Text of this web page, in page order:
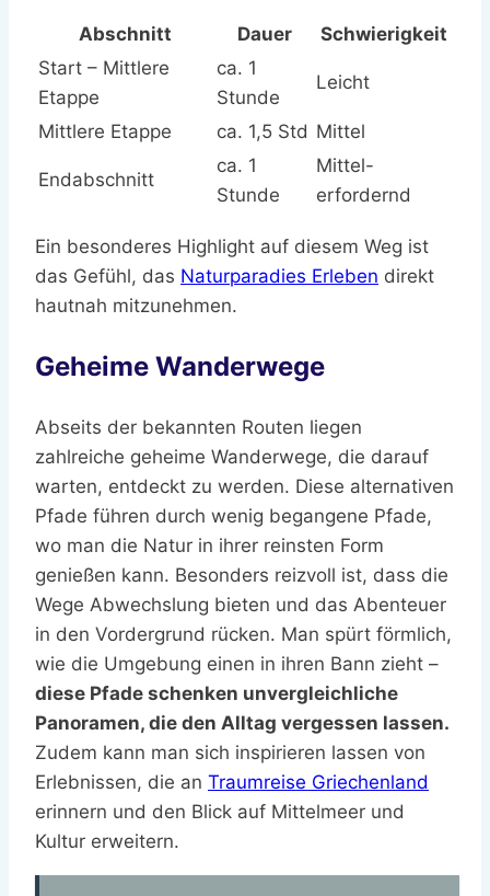
Abschnitt Dauer
Schwierigkeit
Start – Mittlere
Etappe
ca. 1
Stunde
Leicht
Mittlere Etappe ca. 1,5 Std Mittel
Endabschnitt
ca. 1
Stunde
Mittel-
erfordernd
Ein besonderes Highlight auf diesem Weg ist
das Gefühl, das Naturparadies Erleben direkt
hautnah mitzunehmen.
Geheime Wanderwege
Abseits der bekannten Routen liegen
zahlreiche geheime Wanderwege, die darauf
warten, entdeckt zu werden. Diese alternativen
Pfade führen durch wenig begangene Pfade,
wo man die Natur in ihrer reinsten Form
genießen kann. Besonders reizvoll ist, dass die
Wege Abwechslung bieten und das Abenteuer
in den Vordergrund rücken. Man spürt förmlich,
wie die Umgebung einen in ihren Bann zieht –
diese Pfade schenken unvergleichliche
Panoramen, die den Alltag vergessen lassen.
Zudem kann man sich inspirieren lassen von
Erlebnissen, die an Traumreise Griechenland
erinnern und den Blick auf Mittelmeer und
Kultur erweitern.